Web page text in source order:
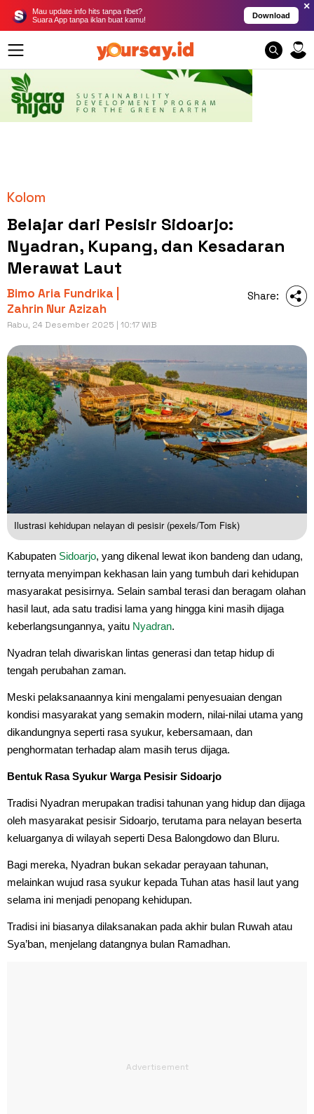
Mau update info hits tanpa ribet?
Suara App tanpa iklan buat kamu!
Download
×
Kolom
Belajar dari Pesisir Sidoarjo:
Nyadran, Kupang, dan Kesadaran
Merawat Laut
Bimo Aria Fundrika |
Zahrin Nur Azizah
Rabu, 24 Desember 2025 | 10:17 WIB
Share:
Ilustrasi kehidupan nelayan di pesisir (pexels/Tom Fisk)
Kabupaten Sidoarjo, yang dikenal lewat ikon bandeng dan udang,
ternyata menyimpan kekhasan lain yang tumbuh dari kehidupan
masyarakat pesisirnya. Selain sambal terasi dan beragam olahan
hasil laut, ada satu tradisi lama yang hingga kini masih dijaga
keberlangsungannya, yaitu Nyadran.
Nyadran telah diwariskan lintas generasi dan tetap hidup di
tengah perubahan zaman.
Meski pelaksanaannya kini mengalami penyesuaian dengan
kondisi masyarakat yang semakin modern, nilai-nilai utama yang
dikandungnya seperti rasa syukur, kebersamaan, dan
penghormatan terhadap alam masih terus dijaga.
Bentuk Rasa Syukur Warga Pesisir Sidoarjo
Tradisi Nyadran merupakan tradisi tahunan yang hidup dan dijaga
oleh masyarakat pesisir Sidoarjo, terutama para nelayan beserta
keluarganya di wilayah seperti Desa Balongdowo dan Bluru.
Bagi mereka, Nyadran bukan sekadar perayaan tahunan,
melainkan wujud rasa syukur kepada Tuhan atas hasil laut yang
selama ini menjadi penopang kehidupan.
Tradisi ini biasanya dilaksanakan pada akhir bulan Ruwah atau
Sya’ban, menjelang datangnya bulan Ramadhan.